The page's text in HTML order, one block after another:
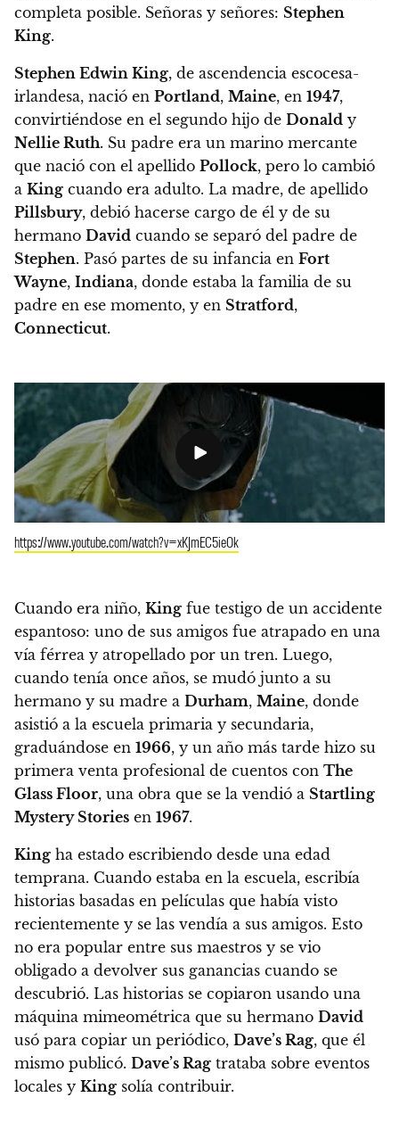
completa posible. Señoras y señores: Stephen
King.
Stephen Edwin King, de ascendencia escocesa-
irlandesa, nació en Portland, Maine, en 1947,
convirtiéndose en el segundo hijo de Donald y
Nellie Ruth. Su padre era un marino mercante
que nació con el apellido Pollock, pero lo cambió
a King cuando era adulto. La madre, de apellido
Pillsbury, debió hacerse cargo de él y de su
hermano David cuando se separó del padre de
Stephen. Pasó partes de su infancia en Fort
Wayne, Indiana, donde estaba la familia de su
padre en ese momento, y en Stratford,
Connecticut.
https://www.youtube.com/watch?v=xKJmEC5ieOk
Cuando era niño, King fue testigo de un accidente
espantoso: uno de sus amigos fue atrapado en una
vía férrea y atropellado por un tren. Luego,
cuando tenía once años, se mudó junto a su
hermano y su madre a Durham, Maine, donde
asistió a la escuela primaria y secundaria,
graduándose en 1966, y un año más tarde hizo su
primera venta profesional de cuentos con The
Glass Floor, una obra que se la vendió a Startling
Mystery Stories en 1967.
King ha estado escribiendo desde una edad
temprana. Cuando estaba en la escuela, escribía
historias basadas en películas que había visto
recientemente y se las vendía a sus amigos. Esto
no era popular entre sus maestros y se vio
obligado a devolver sus ganancias cuando se
descubrió. Las historias se copiaron usando una
máquina mimeométrica que su hermano David
usó para copiar un periódico, Dave’s Rag, que él
mismo publicó. Dave’s Rag trataba sobre eventos
locales y King solía contribuir.